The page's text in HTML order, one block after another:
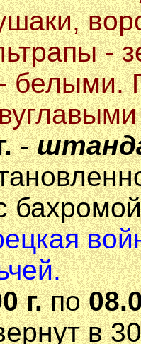
-
белыми.
-
г.по
в